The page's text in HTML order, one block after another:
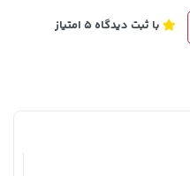
با ثبت دیدگاه 5 امتیاز